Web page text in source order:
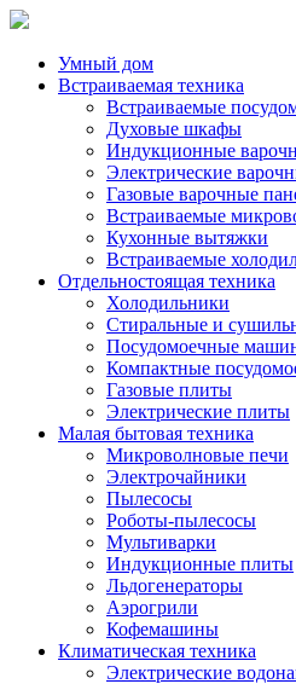
Умный дом
Встраиваемая техника
Встраиваемые
Духовые шкафы
Индукционные
Электрические
Газовые варочные
Встраиваемые
Кухонные вытяжки
Встраиваемые
Отдельностоящая техника
Холодильники
Стиральные и
Посудомоечные
Компактные
Газовые плиты
Электрические плиты
Малая бытовая техника
Микроволновые печи
Электрочайники
Пылесосы
Роботы-пылесосы
Мультиварки
Индукционные плиты
Льдогенераторы
Аэрогрили
Кофемашины
Климатическая техника
Электрические